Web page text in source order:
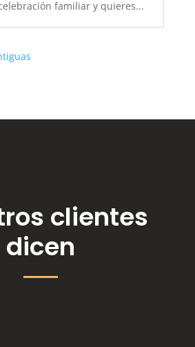
familiar y quieres...
clientes
dicen